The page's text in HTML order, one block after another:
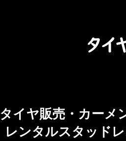
タイヤ販売・カーメ
レンタルスタッド